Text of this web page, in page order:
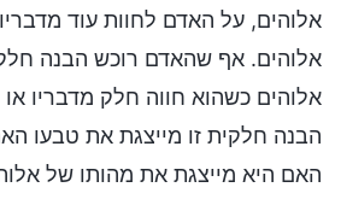
אלוהים, על האדם לחוות עוד
אלוהים. אף שהאדם רוכש הבנה
אלוהים כשהוא חווה חלק מדבריו
הבנה חלקית זו מייצגת את טבעו
האם היא מייצגת את מהותו של